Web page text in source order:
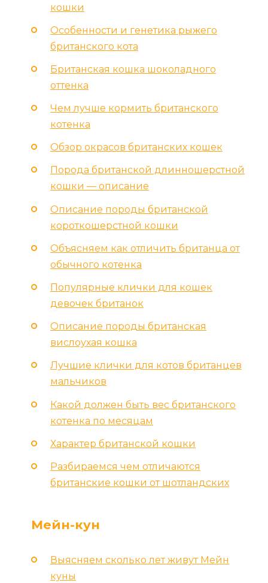
кошки
Особенности и генетика рыжего
британского кота
Британская кошка шоколадного
оттенка
Чем лучше кормить британского
котенка
Обзор окрасов британских кошек
Порода британской длинношерстной
кошки — описание
Описание породы британской
короткошерстной кошки
Объясняем как отличить британца от
обычного котенка
Популярные клички для кошек
девочек британок
Описание породы британская
вислоухая кошка
Лучшие клички для котов британцев
мальчиков
Какой должен быть вес британского
котенка по месяцам
Характер британской кошки
Разбираемся чем отличаются
британские кошки от шотландских
Мейн-кун
Выясняем сколько лет живут Мейн
куны